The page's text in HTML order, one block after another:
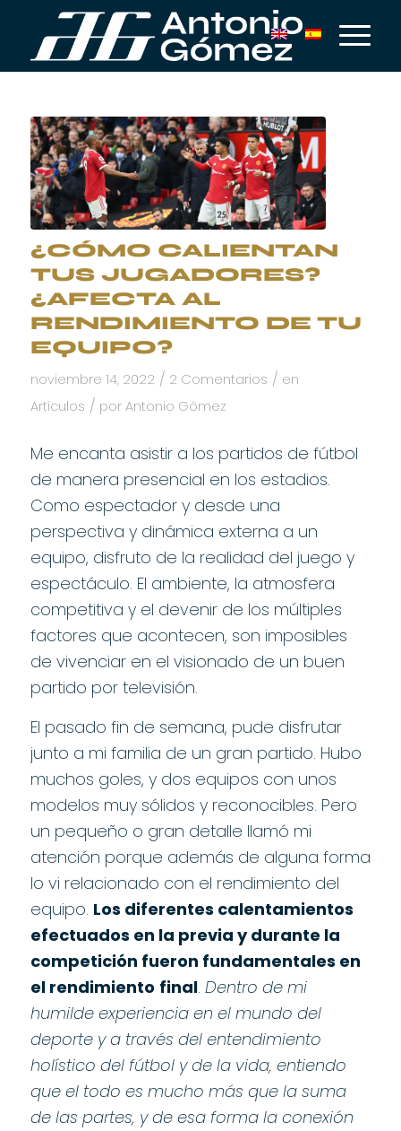
¿CÓMO CALIENTAN
TUS JUGADORES?
¿AFECTA AL
RENDIMIENTO DE TU
EQUIPO?
noviembre 14, 2022 / 2 Comentarios / en
Artículos / por Antonio Gómez
Me encanta asistir a los partidos de fútbol
de manera presencial en los estadios.
Como espectador y desde una
perspectiva y dinámica externa a un
equipo, disfruto de la realidad del juego y
espectáculo. El ambiente, la atmosfera
competitiva y el devenir de los múltiples
factores que acontecen, son imposibles
de vivenciar en el visionado de un buen
partido por televisión.
El pasado fin de semana, pude disfrutar
junto a mi familia de un gran partido. Hubo
muchos goles, y dos equipos con unos
modelos muy sólidos y reconocibles. Pero
un pequeño o gran detalle llamó mi
atención porque además de alguna forma
lo vi relacionado con el rendimiento del
equipo. Los diferentes calentamientos
efectuados en la previa y durante la
competición fueron fundamentales en
el rendimiento final. Dentro de mi
humilde experiencia en el mundo del
deporte y a través del entendimiento
holístico del fútbol y de la vida, entiendo
que el todo es mucho más que la suma
de las partes, y de esa forma la conexión